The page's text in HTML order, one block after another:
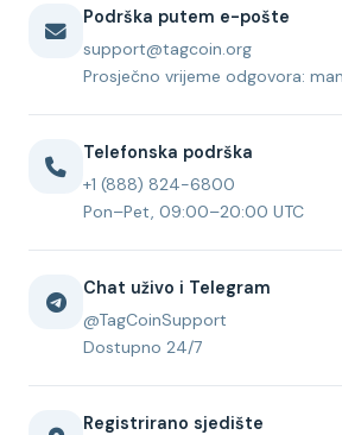
Podrška putem e-pošte
support@tagcoin.org
Prosječno vrijeme odgovora:
Telefonska podrška
+1 (888) 824-6800
Pon–Pet, 09:00–20:00 UTC
Chat uživo i Telegram
@TagCoinSupport
Dostupno 24/7
Registrirano sjedište